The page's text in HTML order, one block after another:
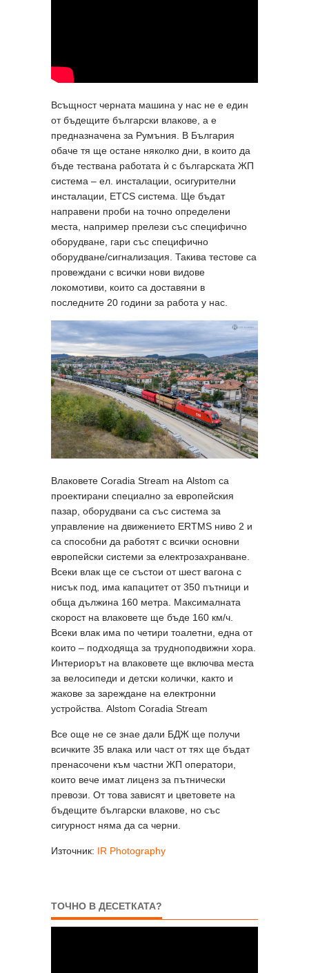
Всъщност черната машина у нас не е един
от бъдещите български влакове, а е
предназначена за Румъния. В България
обаче тя ще остане няколко дни, в които да
бъде тествана работата ѝ с българската ЖП
система – ел. инсталации, осигурителни
инсталации, ETCS система. Ще бъдат
направени проби на точно определени
места, например прелези със специфично
оборудване, гари със специфично
оборудване/сигнализация. Такива тестове са
провеждани с всички нови видове
локомотиви, които са доставяни в
последните 20 години за работа у нас.
Влаковете Coradia Stream на Alstom са
проектирани специално за европейския
пазар, оборудвани са със система за
управление на движението ERTMS ниво 2 и
са способни да работят с всички основни
европейски системи за електрозахранване.
Всеки влак ще се състои от шест вагона с
нисък под, има капацитет от 350 пътници и
обща дължина 160 метра. Максималната
скорост на влаковете ще бъде 160 км/ч.
Всеки влак има по четири тоалетни, една от
които – подходяща за трудноподвижни хора.
Интериорът на влаковете ще включва места
за велосипеди и детски колички, както и
жакове за зареждане на електронни
устройства. Alstom Coradia Stream
Все още не се знае дали БДЖ ще получи
всичките 35 влака или част от тях ще бъдат
пренасочени към частни ЖП оператори,
които вече имат лиценз за пътнически
превози. От това зависят и цветовете на
бъдещите български влакове, но със
сигурност няма да са черни.
Източник: IR Photography
ТОЧНО В ДЕСЕТКАТА?